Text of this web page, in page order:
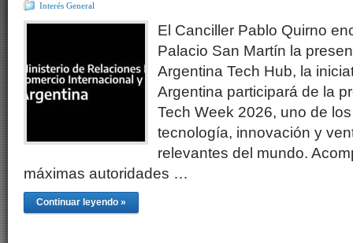
Interés General
El Canciller Pablo Quirno
Palacio San Martín la
Argentina Tech Hub, la
Argentina participará de la
Tech Week 2026, uno de
tecnología, innovación y
relevantes del mundo.
máximas autoridades …
Continuar leyendo »